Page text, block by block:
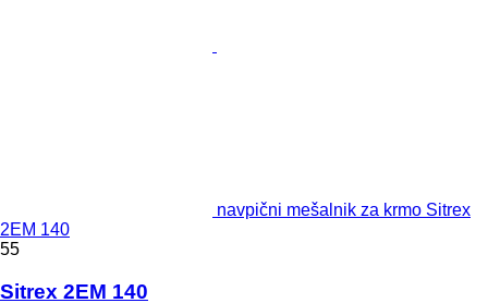
navpični mešalnik za krmo Sitrex
2EM 140
55
Sitrex 2EM 140